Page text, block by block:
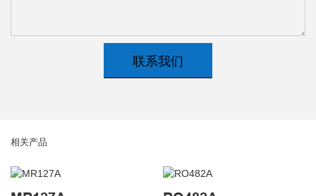
联系我们
相关产品